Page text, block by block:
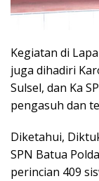
Kegiatan di
juga dihadiri
Sulsel, dan Ka
pengasuh dan
Diketahui,
SPN Batua
perincian 409